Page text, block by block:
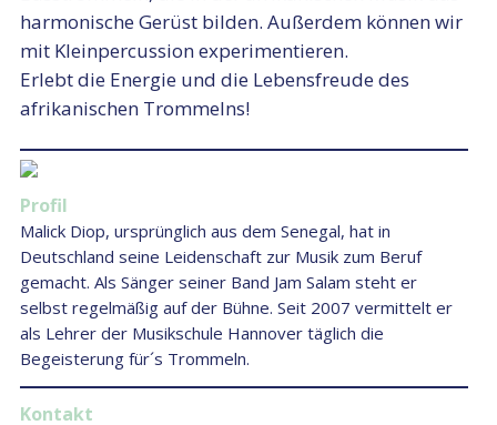
harmonische Gerüst bilden. Außerdem können wir
mit Kleinpercussion experimentieren.
Erlebt die Energie und die Lebensfreude des
afrikanischen Trommelns!
Profil
Malick Diop, ursprünglich aus dem Senegal, hat in
Deutschland seine Leidenschaft zur Musik zum Beruf
gemacht. Als Sänger seiner Band Jam Salam steht er
selbst regelmäßig auf der Bühne. Seit 2007 vermittelt er
als Lehrer der Musikschule Hannover täglich die
Begeisterung für´s Trommeln.
Kontakt